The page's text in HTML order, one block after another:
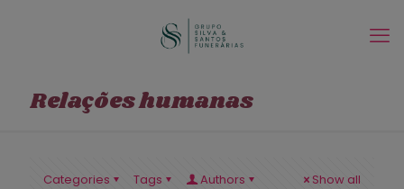
Relações humanas
Categories Tags Authors Show all